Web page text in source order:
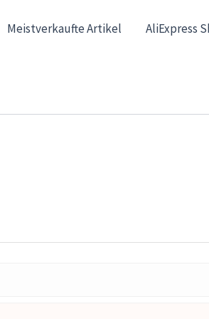
Meistverkaufte Artikel AliExpress